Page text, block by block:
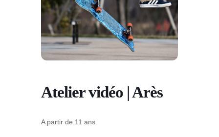
Atelier vidéo | Arès
A partir de 11 ans.